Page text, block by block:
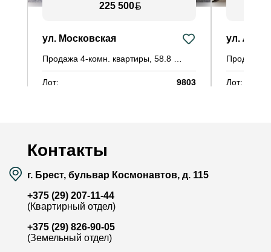
225 500
ул. Московская
Продажа 4-комн. квартиры, 58.8 м²
Лот:
9803
ул.
Лот:
Контакты
г. Брест, бульвар Космонавтов, д. 115
+375 (29) 207-11-44
(Квартирный отдел)
+375 (29) 826-90-05
(Земельный отдел)